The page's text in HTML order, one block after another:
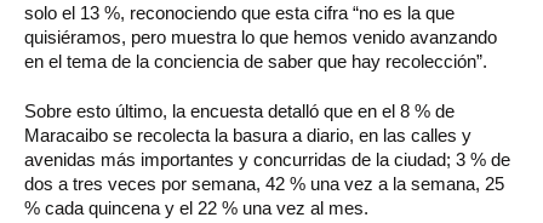
solo el 13 %, reconociendo que esta cifra “no es la que
quisiéramos, pero muestra lo que hemos venido avanzando
en el tema de la conciencia de saber que hay recolección”.
Sobre esto último, la encuesta detalló que en el 8 % de
Maracaibo se recolecta la basura a diario, en las calles y
avenidas más importantes y concurridas de la ciudad; 3 % de
dos a tres veces por semana, 42 % una vez a la semana, 25
% cada quincena y el 22 % una vez al mes.